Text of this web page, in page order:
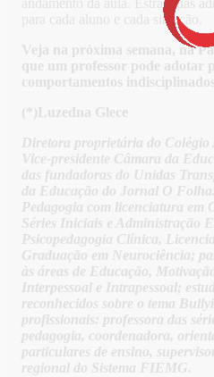
andamento da aula. Estratégias
para cada aluno e cada situação.
Veja na próxima semana, na
que um professor pode adotar
comportamentos
(*)Luzedna Glece
Diretora proprietária do
Vice-presidente Câmara da
das fundadoras do Unidas
da Educação do Jornal O
Pedagogia com licenciatura em
Séries Iniciais e Administração
Psicopedagogia Clínica,
Graduação em Neurociência;
às áreas de Educação,
Interpessoal e Intrapessoal;
reconhecidos sobre o tema
profissionais: professora das
pedagogia, coordenadora,
particulares de ensino,
regional do Sistema FIEMG.